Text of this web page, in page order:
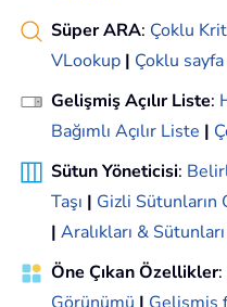
Süper ARA: Çoklu
VLookup | Çoklu sayfa
Gelişmiş Açılır Liste:
Bağımlı Açılır Liste |
Sütun Yöneticisi:
Taşı | Gizli
| Aralıkları &
Öne Çıkan Özellikler: